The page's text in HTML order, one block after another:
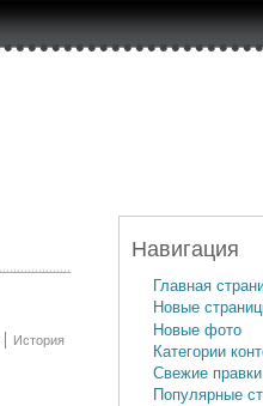
История
Навигация
Главная
Новые
Новые фото
Категории
Свежие правки
Популярные